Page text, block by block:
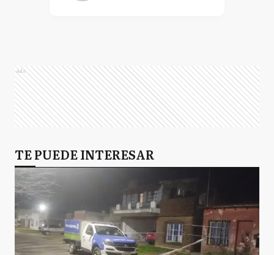
Ads
TE PUEDE INTERESAR